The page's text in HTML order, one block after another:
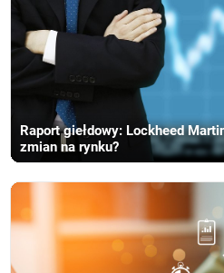
Raport giełdowy: Lockheed
zmian na rynku?